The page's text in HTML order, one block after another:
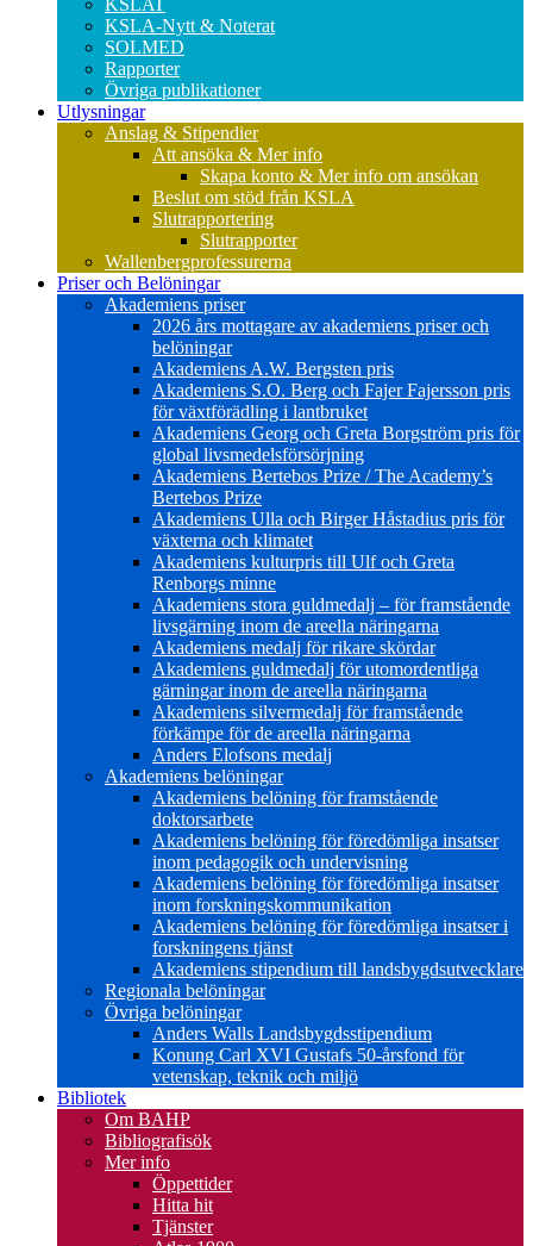
KSLAT
KSLA-Nytt & Noterat
SOLMED
Rapporter
Övriga publikationer
Utlysningar
Anslag & Stipendier
Att ansöka & Mer info
Skapa konto & Mer info om ansökan
Beslut om stöd från KSLA
Slutrapportering
Slutrapporter
Wallenbergprofessurerna
Priser och Belöningar
Akademiens priser
2026 års mottagare av akademiens priser och
belöningar
Akademiens A.W. Bergsten pris
Akademiens S.O. Berg och Fajer Fajersson pris
för växtförädling i lantbruket
Akademiens Georg och Greta Borgström pris för
global livsmedelsförsörjning
Akademiens Bertebos Prize / The Academy’s
Bertebos Prize
Akademiens Ulla och Birger Håstadius pris för
växterna och klimatet
Akademiens kulturpris till Ulf och Greta
Renborgs minne
Akademiens stora guldmedalj – för framstående
livsgärning inom de areella näringarna
Akademiens medalj för rikare skördar
Akademiens guldmedalj för utomordentliga
gärningar inom de areella näringarna
Akademiens silvermedalj för framstående
förkämpe för de areella näringarna
Anders Elofsons medalj
Akademiens belöningar
Akademiens belöning för framstående
doktorsarbete
Akademiens belöning för föredömliga insatser
inom pedagogik och undervisning
Akademiens belöning för föredömliga insatser
inom forskningskommunikation
Akademiens belöning för föredömliga insatser i
forskningens tjänst
Akademiens stipendium till landsbygdsutvecklare
Regionala belöningar
Övriga belöningar
Anders Walls Landsbygdsstipendium
Konung Carl XVI Gustafs 50-årsfond för
vetenskap, teknik och miljö
Bibliotek
Om BAHP
Bibliografisök
Mer info
Öppettider
Hitta hit
Tjänster